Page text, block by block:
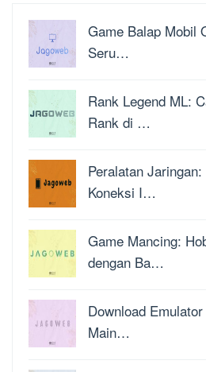
Game Balap Mobil
Seru…
Rank Legend ML:
Rank di …
Peralatan
Koneksi I…
Game Mancing:
dengan Ba…
Download
Main…